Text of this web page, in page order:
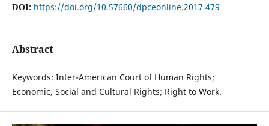
DOI: https://doi.org/10.57660/dpceonline.2017.479
Abstract
Keywords: Inter-American Court of Human Rights;
Economic, Social and Cultural Rights; Right to Work.